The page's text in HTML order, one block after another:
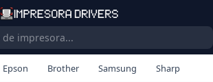
Epson Brother Samsung Sharp